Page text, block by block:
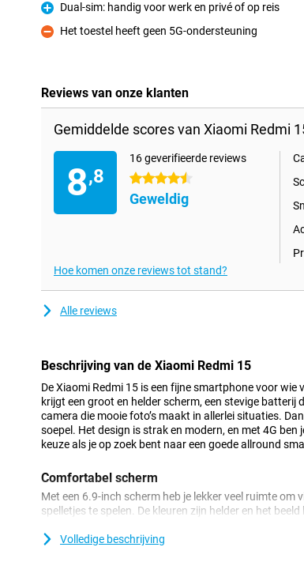
Pluspunt
Dual-sim: handig voor werk en privé of op reis
Minpunt
Het toestel heeft geen 5G-ondersteuning
Reviews van onze klanten
Gemiddelde scores van Xiaomi Redmi
8,8
16 geverifieerde reviews
4.5 sterren
Geweldig
Hoe komen onze reviews tot stand?
Alle reviews
Beschrijving van de Xiaomi Redmi 15
De Xiaomi Redmi 15 is een fijne smartphone voor wie
krijgt een groot en helder scherm, een stevige batterij
camera die mooie foto’s maakt in allerlei situaties.
soepel. Het design is strak en modern, en met 4G
keuze als je op zoek bent naar een goede allround
Comfortabel scherm
Met een 6.9-inch scherm heb je lekker veel ruimte om
spelletjes te spelen. De kleuren zijn helder en het
formaat prettig in de hand ligt. Bovenin zit een kleine
Volledige beschrijving